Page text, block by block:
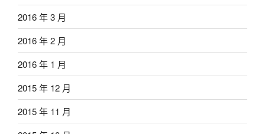
2016 年 3 月
2016 年 2 月
2016 年 1 月
2015 年 12 月
2015 年 11 月